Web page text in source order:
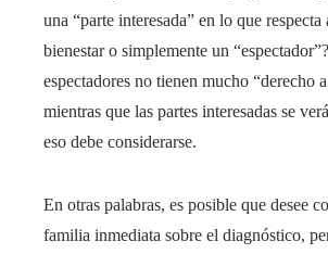
una “parte interesada” en lo que
bienestar o simplemente un
espectadores no tienen mucho “derecho
mientras que las partes interesadas se
eso debe considerarse.
En otras palabras, es posible que desee
familia inmediata sobre el diagnóstico,